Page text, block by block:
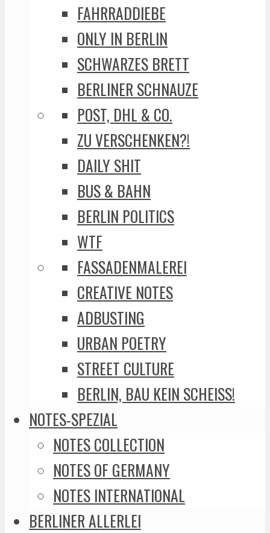
FAHRRADDIEBE
ONLY IN BERLIN
SCHWARZES BRETT
BERLINER SCHNAUZE
POST, DHL & CO.
ZU VERSCHENKEN?!
DAILY SHIT
BUS & BAHN
BERLIN POLITICS
WTF
FASSADENMALEREI
CREATIVE NOTES
ADBUSTING
URBAN POETRY
STREET CULTURE
BERLIN, BAU KEIN SCHEISS!
NOTES-SPEZIAL
NOTES COLLECTION
NOTES OF GERMANY
NOTES INTERNATIONAL
BERLINER ALLERLEI